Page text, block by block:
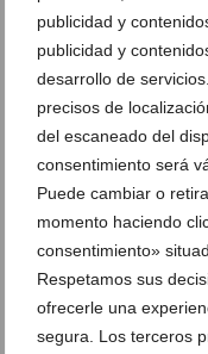
publicidad y
publicidad y
desarrollo de
precisos de
del escaneado del
consentimiento será
Puede cambiar o
momento haciendo
consentimiento»
Respetamos sus
ofrecerle una
segura. Los terceros
Un impulso
documental los 75